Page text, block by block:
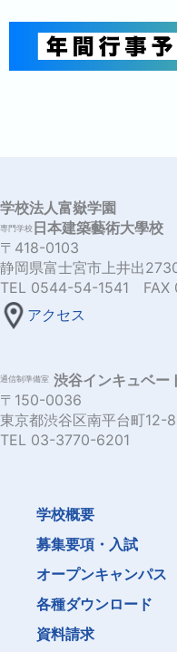
学校法人富嶽学園
専門学校日本建築藝術大學校
〒418-0103
静岡県富士宮市上井出
TEL 0544-54-1541 FAX
アクセス
通信制準備室 渋谷インキュベー
〒150-0036
東京都渋谷区南平台町12-
TEL 03-3770-6201
学校概要
募集要項・入試
オープンキャンパス
各種ダウンロード
資料請求